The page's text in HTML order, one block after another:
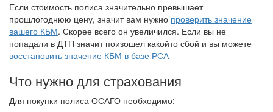
Если стоимость полиса значительно превышает
прошлогоднюю цену, значит вам нужно проверить значение
вашего КБМ. Скорее всего он увеличился. Если вы не
попадали в ДТП значит поизошел какойто сбой и вы можете
восстановить значение КБМ в базе РСА
Что нужно для страхования
Для покупки полиса ОСАГО необходимо: